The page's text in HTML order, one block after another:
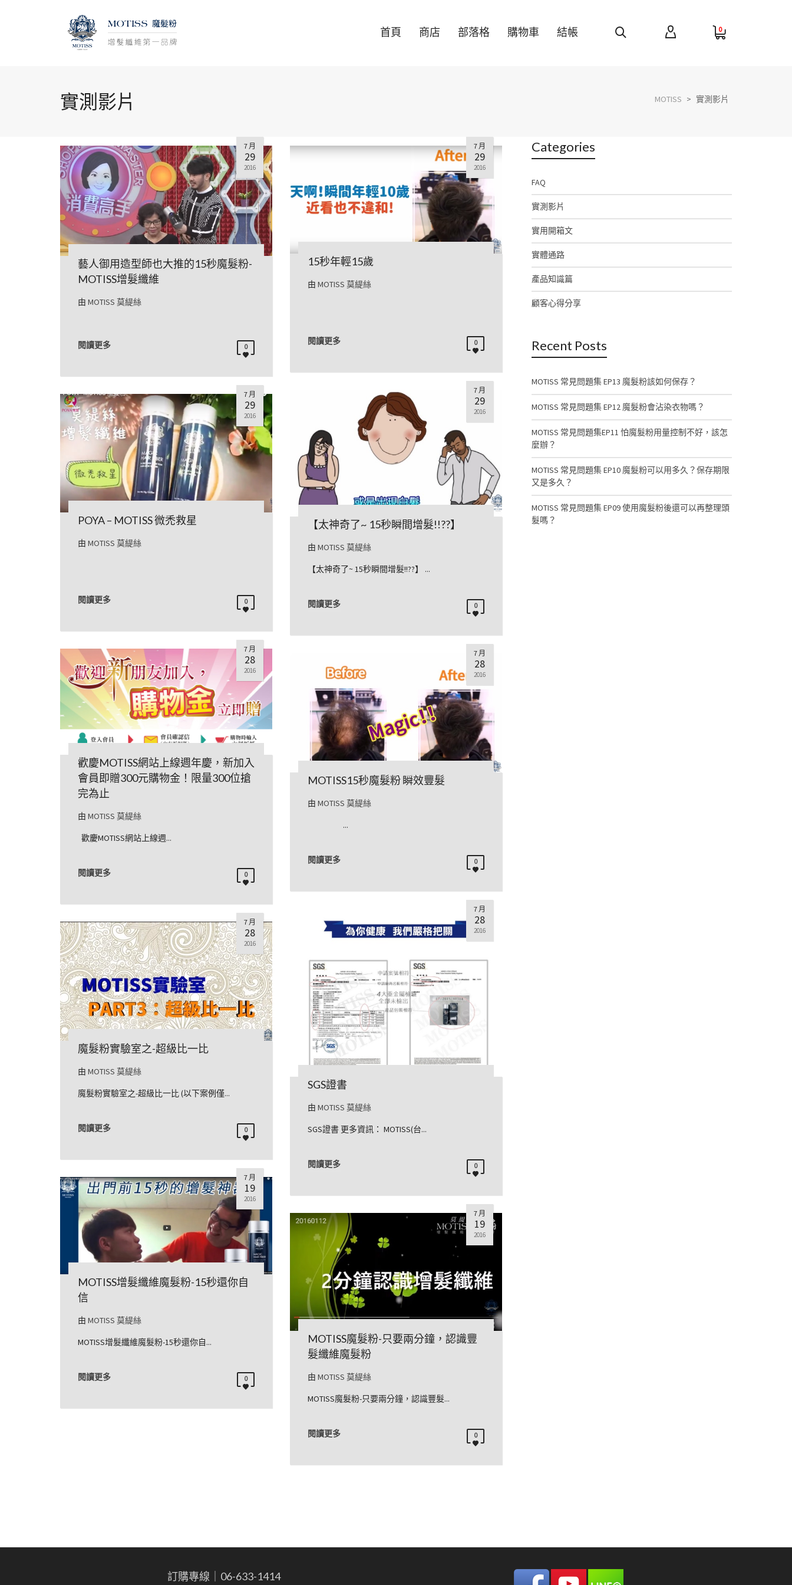
0
首頁 商店 部落格 購物車 結帳
實測影片 MOTISS > 實測影片
7 月
29
2016
藝人御用造型師也大推的15秒魔髮粉-
MOTISS增髮纖維
由 MOTISS 莫緹絲
閱讀更多 0
7 月
29
2016
15秒年輕15歲
由 MOTISS 莫緹絲
閱讀更多 0
7 月
29
2016
【太神奇了~ 15秒瞬間增髮!!??】
由 MOTISS 莫緹絲
【太神奇了~ 15秒瞬間增髮!!??】 ...
閱讀更多 0
7 月
29
2016
POYA – MOTISS 微禿救星
由 MOTISS 莫緹絲
閱讀更多 0
7 月
28
2016
歡慶MOTISS網站上線週年慶，新加入
會員即贈300元購物金！限量300位搶
完為止
由 MOTISS 莫緹絲
歡慶MOTISS網站上線週...
閱讀更多 0
7 月
28
2016
MOTISS15秒魔髮粉 瞬效豐髮
由 MOTISS 莫緹絲
...
閱讀更多 0
7 月
28
2016
SGS證書
由 MOTISS 莫緹絲
SGS證書 更多資訊： MOTISS(台...
閱讀更多 0
7 月
28
2016
魔髮粉實驗室之-超級比一比
由 MOTISS 莫緹絲
魔髮粉實驗室之-超級比一比 (以下案例僅...
閱讀更多 0
7 月
19
2016
MOTISS增髮纖維魔髮粉-15秒還你自
信
由 MOTISS 莫緹絲
MOTISS增髮纖維魔髮粉-15秒還你自...
閱讀更多 0
7 月
19
2016
MOTISS魔髮粉-只要兩分鐘，認識豐
髮纖維魔髮粉
由 MOTISS 莫緹絲
MOTISS魔髮粉-只要兩分鐘，認識豐髮...
閱讀更多 0
Categories
FAQ
實測影片
實用開箱文
實體通路
產品知識篇
顧客心得分享
Recent Posts
MOTISS 常見問題集 EP13 魔髮粉該如何保存？
MOTISS 常見問題集 EP12 魔髮粉會沾染衣物嗎？
MOTISS 常見問題集EP11 怕魔髮粉用量控制不好，該怎
麼辦？
MOTISS 常見問題集 EP10 魔髮粉可以用多久？保存期限
又是多久？
MOTISS 常見問題集 EP09 使用魔髮粉後還可以再整理頭
髮嗎？
訂購專線｜06-633-1414